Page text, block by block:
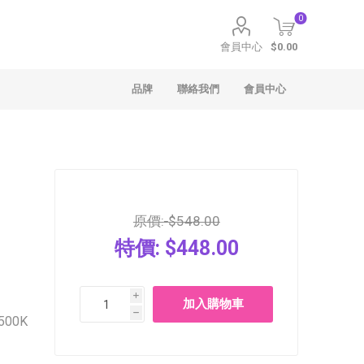
會員中心
0
$0.00
品牌
Häagen-Dazs
聯絡我們 會員中心
原價: $548.00
特價: $448.00
i
h